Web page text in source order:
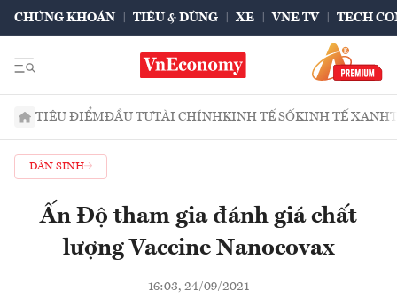
CHỨNG KHOÁN TIÊU & DÙNG XE VNE TV TECH
TIÊU ĐIỂMĐẦU TƯTÀI CHÍNHKINH TẾ SỐKINH TẾ XANH
DÂN SINH
Ấn Độ tham gia đánh giá chất
lượng Vaccine Nanocovax
16:03, 24/09/2021